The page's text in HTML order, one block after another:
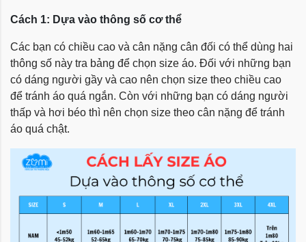
Cách 1: Dựa vào thông số cơ thể
Các bạn có chiều cao và cân nặng cân đối có thể dùng hai
thông số này tra bảng để chọn size áo. Đối với những bạn
có dáng người gầy và cao nên chọn size theo chiều cao
để tránh áo quá ngắn. Còn với những bạn có dáng người
thấp và hơi béo thì nên chọn size theo cân nặng để tránh
áo quá chật.